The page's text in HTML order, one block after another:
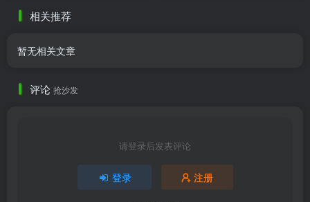
相关推荐
暂无相关文章
评论 抢沙发
请登录后发表评论
登录 注册